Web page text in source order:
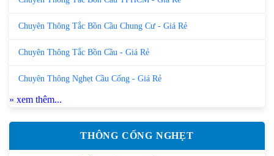
Chuyên Thông Tắc Bồn Cầu Chung Cư - Giá Rẻ
Chuyên Thông Tắc Bồn Cầu - Giá Rẻ
Chuyên Thông Nghẹt Cầu Cống - Giá Rẻ
» xem thêm...
THÔNG CỐNG NGHẸT